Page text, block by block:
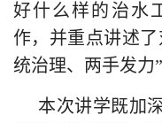
好什么样的治水
作，并重点讲述
统治理、两手发力
本次讲学既加